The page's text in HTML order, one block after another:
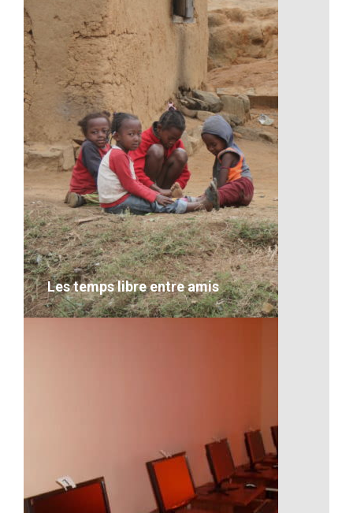
Quelques visages malgaches
VOIR LE DÉTAIL
Les temps libre entre amis